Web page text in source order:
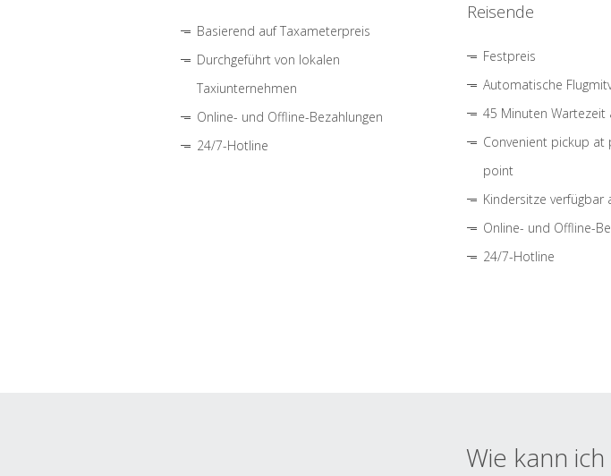
Basierend auf Taxameterpreis
Durchgeführt von lokalen
Taxiunternehmen
Online- und Offline-Bezahlungen
24/7-Hotline
Reisende
Festpreis
Automatische
45 Minuten Wartezeit
Convenient pickup at
point
Kindersitze verfügbar
Online- und Offline-
24/7-Hotline
Wie kann